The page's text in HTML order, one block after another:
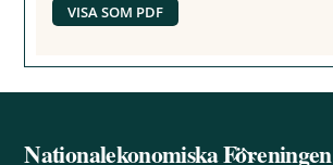
VISA SOM PDF
Back
Nationalekonomiska Föreningen